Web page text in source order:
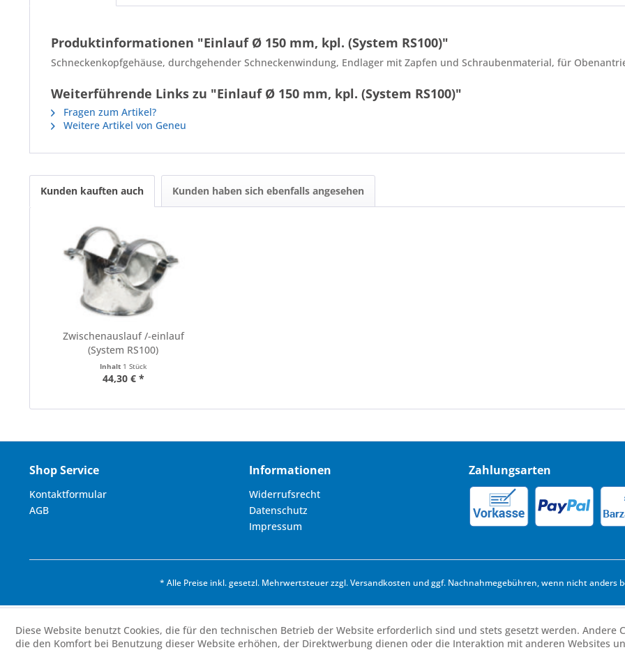
Produktinformationen "Einlauf Ø 150 mm, kpl. (System RS100)"
Schneckenkopfgehäuse, durchgehender Schneckenwindung, Endlager mit Zapfen und Schraubenmaterial, für
Weiterführende Links zu "Einlauf Ø 150 mm, kpl. (System RS100)"
Fragen zum Artikel?
Weitere Artikel von Geneu
Kunden kauften auch Kunden haben sich ebenfalls angesehen
Zwischenauslauf /-einlauf
(System RS100)
Inhalt 1 Stück
44,30 € *
Shop Service
Kontaktformular
AGB
Informationen
Widerrufsrecht
Datenschutz
Impressum
Zahlungsarten
* Alle Preise inkl. gesetzl. Mehrwertsteuer zzgl.Versandkosten und ggf. Nachnahmegebühren, wenn nicht anders
Diese Website benutzt Cookies, die für den technischen Betrieb der Website erforderlich sind und stets gesetzt werden. Andere
die den Komfort bei Benutzung dieser Website erhöhen, der Direktwerbung dienen oder die Interaktion mit anderen Websites